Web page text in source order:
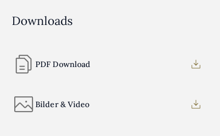
Downloads
PDF Download
Bilder & Video